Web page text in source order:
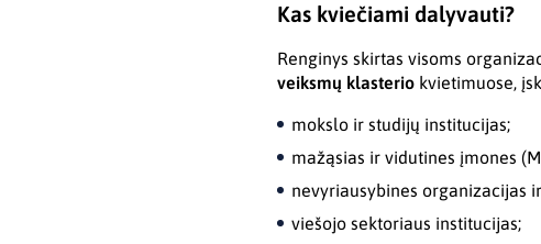
Kas kviečiami dalyvauti?
Renginys skirtas visoms
veiksmų klasterio kvietimuose,
mokslo ir studijų institucijas;
mažąsias ir vidutines įmones
nevyriausybines organizacijas
viešojo sektoriaus institucijas;